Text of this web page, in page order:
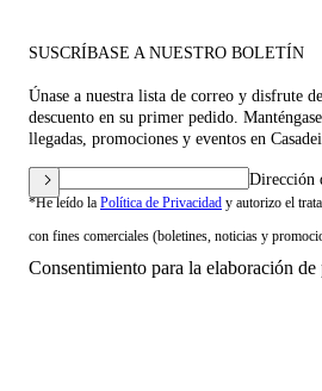
SUSCRÍBASE A NUESTRO BOLETÍN
Únase a nuestra lista de correo y disfrute
descuento en su primer pedido.
llegadas, promociones y eventos en
Dirección
*He leído la Política de Privacidad y autorizo el
con fines comerciales (boletines, noticias y
Consentimiento para la elaboración de